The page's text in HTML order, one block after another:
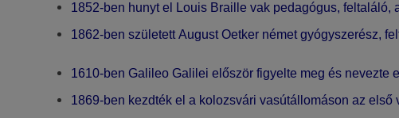
1852-ben hunyt el
Louis Braille vak pedagógus, feltaláló,
1862-ben születettAugust Oetker német gyógyszerész,
1610-ben Galileo Galilei először figyelte meg és nevezte
1869-ben kezdték el a kolozsvári vasútállomáson az első